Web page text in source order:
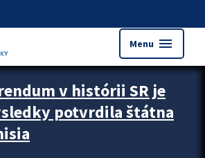
Menu menu
upútavok
v histórii SR je
potvrdila štátna